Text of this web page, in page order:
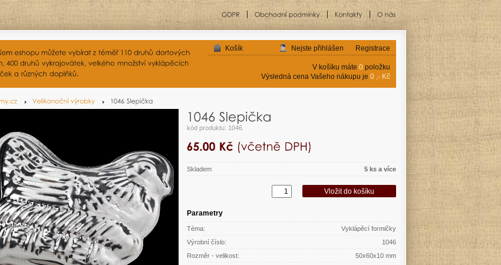
Registrace
Nejste přihlášen
Košík
V košíku máte 0 položku
Výsledná cena Vašeho nákupu je 0 ,- Kč
kód produktu: 1046
Skladem 5 ks a více
Parametry
Téma:
Vyklápěcí formičky
Výrobní číslo:
1046
Rozměr - velikost:
50x60x10 mm